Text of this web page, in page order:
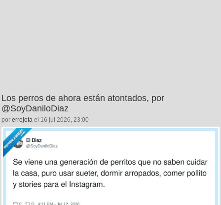
Los perros de ahora están atontados, por
@SoyDaniloDiaz
por errejota el 16 jul 2026, 23:00